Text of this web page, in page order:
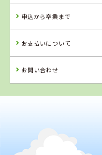
詳 細
習所
詳 細
予 約
4位
申込から卒業まで
お支払いについて
お問い合わせ